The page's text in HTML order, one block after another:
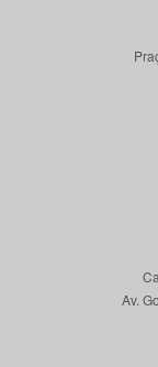
Av.